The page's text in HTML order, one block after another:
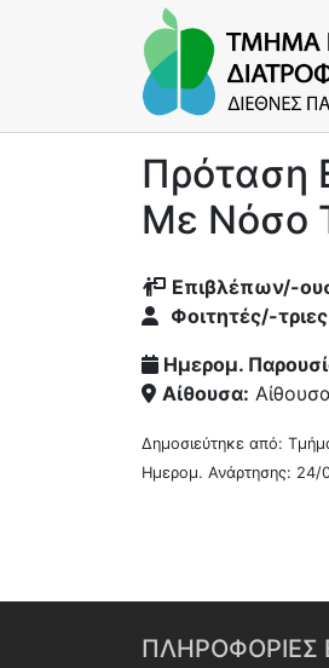
Πρόταση
Με Νόσο
Επιβλέπων/-
Φοιτητές/-
Ημερομ.
Αίθουσα:
Δημοσιεύτηκε από:
Ημερομ. Ανάρτησης: 24/
ΠΛΗΡΟΦΟΡΙΕΣ